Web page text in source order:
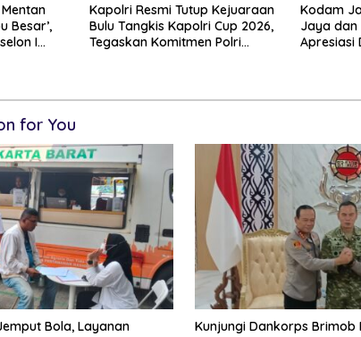
Besar’,
I
Kapolri Resmi Tutup Kejuaraan
Bulu Tangkis Kapolri Cup 2026,
Tegaskan Komitmen Polri
Kodam
Jaya dan
Apresiasi
for You
Bola, Layanan
Kunjungi Dankorps Brimob